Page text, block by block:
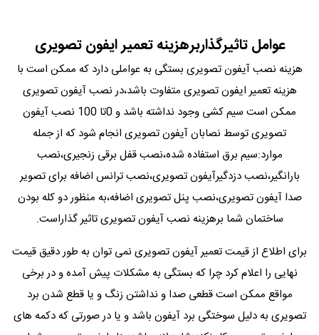
عوامل تاثیرگذاربرهزینه تعمیر ایفون تصویری
هزینه نصب آیفون تصویری بستگی به عواملی دارد که ممکن است با
هزینه تعمیر ایفون تصویری متفاوت باشد،در نصب آیفون تصویری
ممکن است سیم کشی وجود نداشته باشد و 0تا 100 نصب آیفون
تصویری توسط نصابان آیفون تصویری انجام شود که از جمله
موارد:سیم برق استفاده شده،نصب قفل برقی زنجیری،نصب
بارانگیر،نصب دزدگیرآیفون تصویری،نصب ترانس اضافه برای تصویر
صدا آیفون تصویری،نصب پنل تصویری اضافه،به منظور دو کله بودن
ساختمان شما برهزینه نصب آیفون تصویری تاثیر گذاراست.
برای اطلاع از قیمت تعمیر آیفون تصویری نمی توان به طور دقیق قیمت
نهایی را اعلام کرد چرا که بستگی به مشکلات پیش آمده و در برخی
مواقع ممکن است قطعی صدا و نداشتن زنگ و یا قطع شدن برد
تصویری به دلیل سوختگی برد آیفون باشد و یا در صورتی که دکمه های